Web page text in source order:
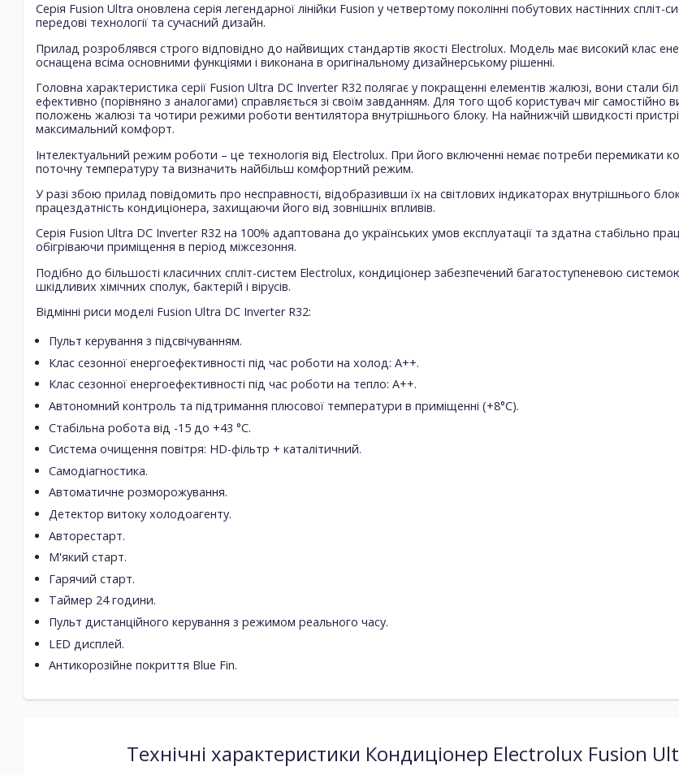
Серія Fusion Ultra оновлена ​​серія легендарної лінійки Fusion у четвертому поколінні побутових настінних спліт-
передові технології та сучасний дизайн.
Прилад розроблявся строго відповідно до найвищих стандартів якості Electrolux. Модель має високий клас
оснащена всіма основними функціями і виконана в оригінальному дизайнерському рішенні.
Головна характеристика серії Fusion Ultra DC Inverter R32 полягає у покращенні елементів жалюзі, вони стали
ефективно (порівняно з аналогами) справляється зі своїм завданням. Для того щоб користувач міг самостійно
положень жалюзі та чотири режими роботи вентилятора внутрішнього блоку. На найнижчій швидкості
максимальний комфорт.
Інтелектуальний режим роботи – це технологія від Electrolux. При його включенні немає потреби перемикати
поточну температуру та визначить найбільш комфортний режим.
У разі збою прилад повідомить про несправності, відобразивши їх на світлових індикаторах внутрішнього
працездатність кондиціонера, захищаючи його від зовнішніх впливів.
Серія Fusion Ultra DC Inverter R32 на 100% адаптована до українських умов експлуатації та здатна стабільно
обігріваючи приміщення в період міжсезоння.
Подібно до більшості класичних спліт-систем Electrolux, кондиціонер забезпечений багатоступеневою
шкідливих хімічних сполук, бактерій і вірусів.
Відмінні риси моделі Fusion Ultra DC Inverter R32:
Пульт керування з підсвічуванням.
Клас сезонної енергоефективності під час роботи на холод: А++.
Клас сезонної енергоефективності під час роботи на тепло: А++.
Автономний контроль та підтримання плюсової температури в приміщенні (+8°С).
Стабільна робота від -15 до +43 °C.
Система очищення повітря: HD-фільтр + каталітичний.
Самодіагностика.
Автоматичне розморожування.
Детектор витоку холодоагенту.
Авторестарт.
М'який старт.
Гарячий старт.
Таймер 24 години.
Пульт дистанційного керування з режимом реального часу.
LED дисплей.
Антикорозійне покриття Blue Fin.
Технічні характеристики Кондиціонер Electrolux Fusion